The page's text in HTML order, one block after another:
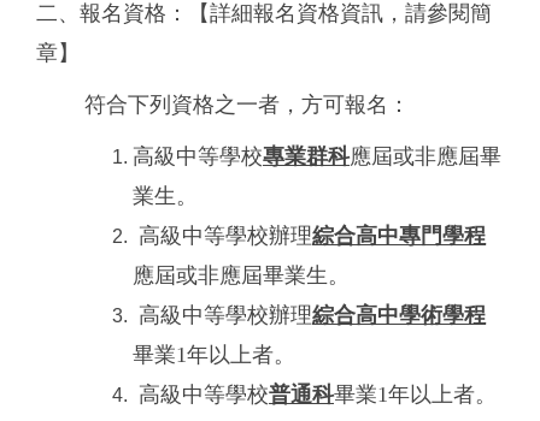
二、報名資格：【詳細報名資格資訊，請參閱簡
章】
符合下列資格之一者，方可報名：
高級中等學校專業群科應屆或非應屆畢
業生。
高級中等學校辦理綜合高中專門學程
應屆或非應屆畢業生。
高級中等學校辦理綜合高中學術學程
畢業1年以上者。
高級中等學校普通科畢業1年以上者。